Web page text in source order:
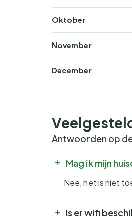
Oktober
November
December
Antwoorden op
Mag ik mijn
Nee, het is niet
Is er wifi